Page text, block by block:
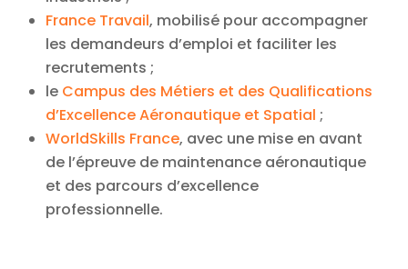
France Travail, mobilisé pour accompagner
les demandeurs d’emploi et faciliter les
recrutements ;
le Campus des Métiers et des Qualifications
d’Excellence Aéronautique et Spatial ;
WorldSkills France, avec une mise en avant
de l’épreuve de maintenance aéronautique
et des parcours d’excellence
professionnelle.